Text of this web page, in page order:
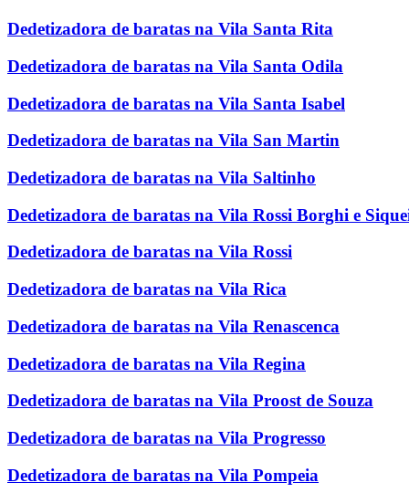
Dedetizadora de baratas na Vila Santa Rita
Dedetizadora de baratas na Vila Santa Odila
Dedetizadora de baratas na Vila Santa Isabel
Dedetizadora de baratas na Vila San Martin
Dedetizadora de baratas na Vila Saltinho
Dedetizadora de baratas na Vila Rossi Borghi e
Dedetizadora de baratas na Vila Rossi
Dedetizadora de baratas na Vila Rica
Dedetizadora de baratas na Vila Renascenca
Dedetizadora de baratas na Vila Regina
Dedetizadora de baratas na Vila Proost de Souza
Dedetizadora de baratas na Vila Progresso
Dedetizadora de baratas na Vila Pompeia